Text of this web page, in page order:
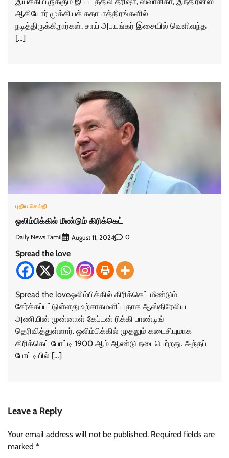
ஆகியோர் முக்கியக் கதாபாத்திரங்களில்
நடித்திருக்கிறார்கள். சாய் அபயங்கர் இசையில் வெளிவந்த
[…]
புதிய செய்தி
ஒலிம்பிக்கில் மீண்டும் கிரிக்கெட்
Daily News Tamil August 11, 2024 0
Spread the love
Spread the loveஒலிம்பிக்கில் கிரிக்கெட் மீண்டும்
சேர்க்கப்பட்டுள்ளது உற்சாகமளிப்பதாக ஆஸ்திரேலிய
அணியின் முன்னாள் கேப்டன் ரிக்கி பாண்டிங்
தெரிவித்துள்ளார். ஒலிம்பிக்கில் முதலும் கடைசியுமாக
கிரிக்கெட் போட்டி 1900 ஆம் ஆண்டு நடைபெற்றது. அந்தப்
போட்டியில் […]
Leave a Reply
Your email address will not be published. Required fields are
marked *